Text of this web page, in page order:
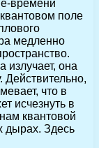
времени
поле
медленно
она
Действительно,
что в
исчезнуть в
квантовой
дырах. Здесь